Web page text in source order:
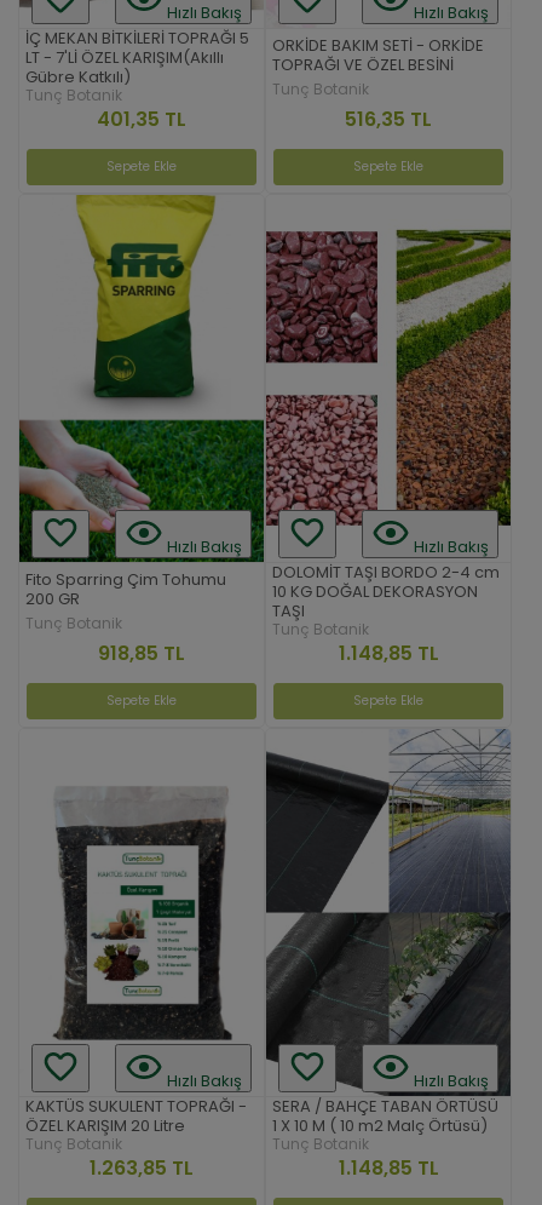
Hızlı Bakış
İÇ MEKAN BİTKİLERİ TOPRAĞI 5
LT - 7'Lİ ÖZEL KARIŞIM(Akıllı
Gübre Katkılı)
Tunç Botanik
401,35 TL
Sepete Ekle
Hızlı Bakış
ORKİDE BAKIM SETİ - ORKİDE
TOPRAĞI VE ÖZEL BESİNİ
Tunç Botanik
516,35 TL
Sepete Ekle
Hızlı Bakış
Fito Sparring Çim Tohumu
200 GR
Tunç Botanik
918,85 TL
Sepete Ekle
Hızlı Bakış
DOLOMİT TAŞI BORDO 2-4 cm
10 KG DOĞAL DEKORASYON
TAŞI
Tunç Botanik
1.148,85 TL
Sepete Ekle
Hızlı Bakış
KAKTÜS SUKULENT TOPRAĞI -
ÖZEL KARIŞIM 20 Litre
Tunç Botanik
1.263,85 TL
Hızlı Bakış
SERA / BAHÇE TABAN ÖRTÜSÜ
1 X 10 M ( 10 m2 Malç Örtüsü)
Tunç Botanik
1.148,85 TL